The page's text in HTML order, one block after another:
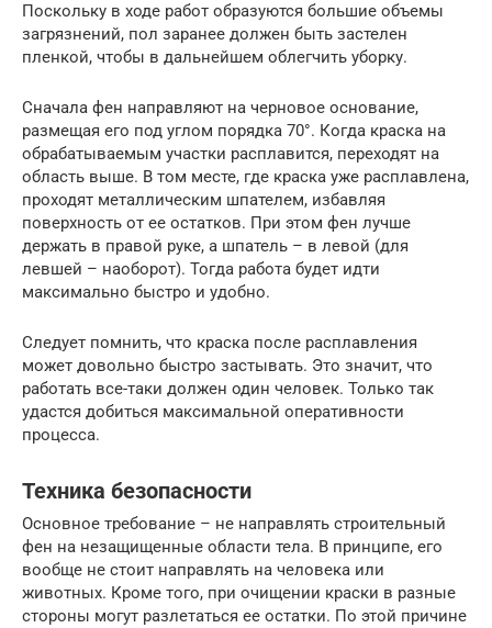
Поскольку в ходе работ образуются большие объемы
загрязнений, пол заранее должен быть застелен
пленкой, чтобы в дальнейшем облегчить уборку.
Сначала фен направляют на черновое основание,
размещая его под углом порядка 70°. Когда краска на
обрабатываемым участки расплавится, переходят на
область выше. В том месте, где краска уже расплавлена,
проходят металлическим шпателем, избавляя
поверхность от ее остатков. При этом фен лучше
держать в правой руке, а шпатель – в левой (для
левшей – наоборот). Тогда работа будет идти
максимально быстро и удобно.
Следует помнить, что краска после расплавления
может довольно быстро застывать. Это значит, что
работать все-таки должен один человек. Только так
удастся добиться максимальной оперативности
процесса.
Техника безопасности
Основное требование – не направлять строительный
фен на незащищенные области тела. В принципе, его
вообще не стоит направлять на человека или
животных. Кроме того, при очищении краски в разные
стороны могут разлетаться ее остатки. По этой причине